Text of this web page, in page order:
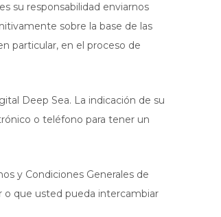
su responsabilidad enviarnos
sobre la base de las
particular, en el proceso de
Deep Sea. La indicación de su
o teléfono para tener un
y Condiciones Generales de
o que usted pueda intercambiar